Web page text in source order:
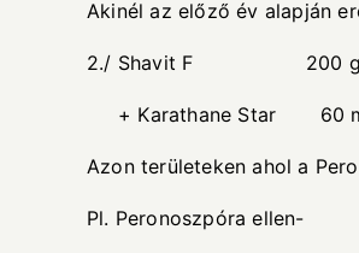
Akinél az előző év alapján
2./ Shavit F 200 g/
+ Karathane Star 60 ml/
Azon területeken ahol a
Pl. Peronoszpóra ellen-